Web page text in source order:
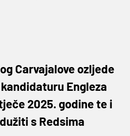
Carvajalove ozljede
Engleza
2025. godine te i
s Redsima